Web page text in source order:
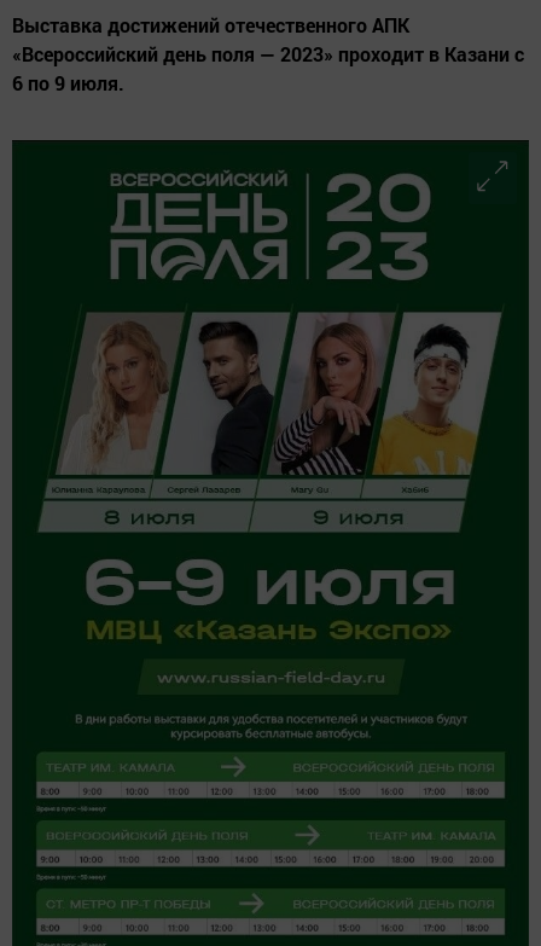
Выставка достижений отечественного АПК
«Всероссийский день поля — 2023» проходит в Казани с
6 по 9 июля.